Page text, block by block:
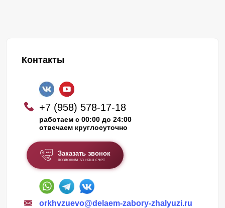
Контакты
+7 (958) 578-17-18
работаем с 00:00 до 24:00
отвечаем круглосуточно
Заказать звонок
позвоним за наш счет
orkhvzuevo@delaem-zabory-zhalyuzi.ru